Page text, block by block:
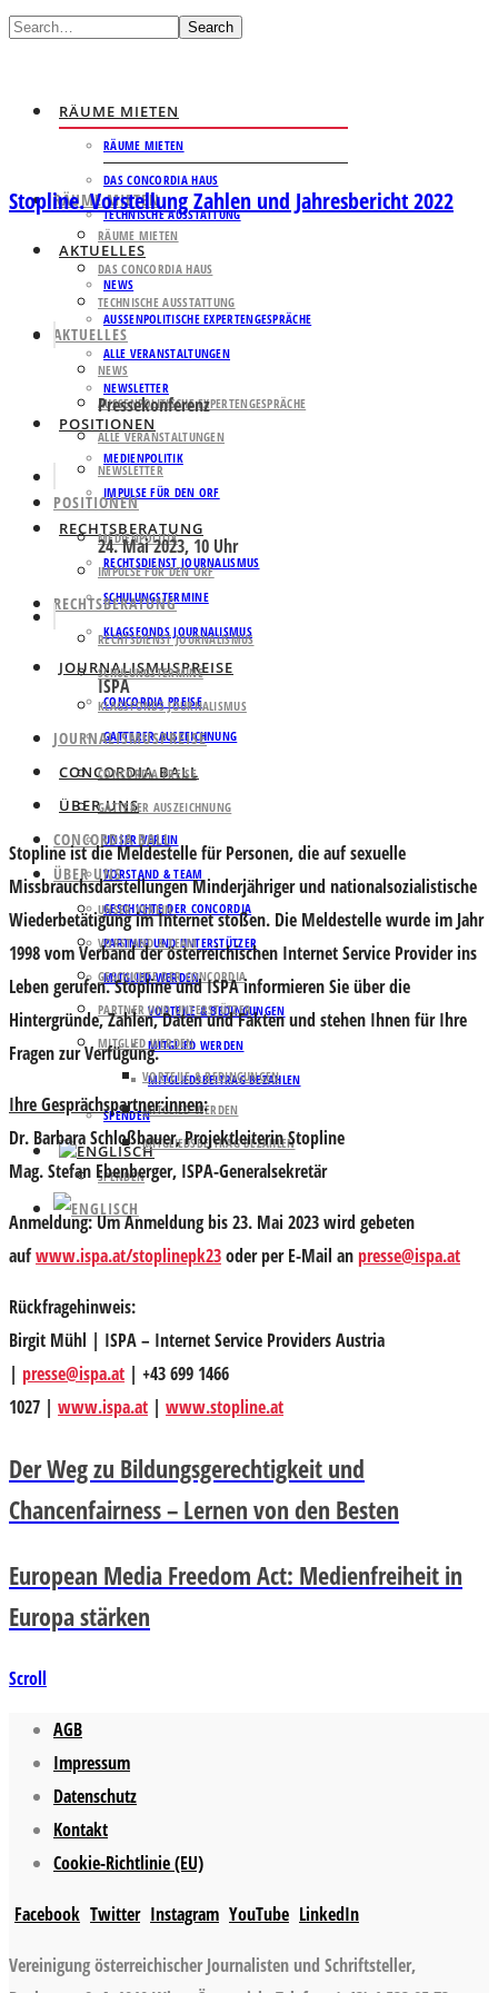
Search
RÄUME MIETEN
RÄUME MIETEN
DAS CONCORDIA HAUS
TECHNISCHE AUSSTATTUNG
AKTUELLES
NEWS
AUSSENPOLITISCHE EXPERTENGESPRÄCHE
ALLE VERANSTALTUNGEN
NEWSLETTER
POSITIONEN
MEDIENPOLITIK
IMPULSE FÜR DEN ORF
RECHTSBERATUNG
RECHTSDIENST JOURNALISMUS
SCHULUNGSTERMINE
KLAGSFONDS JOURNALISMUS
JOURNALISMUSPREISE
CONCORDIA PREISE
GATTERER AUSZEICHNUNG
CONCORDIA BALL
ÜBER UNS
UNSER VEREIN
VORSTAND & TEAM
GESCHICHTE DER CONCORDIA
PARTNER UND UNTERSTÜTZER
MITGLIED WERDEN
VORTEILE & BEDINGUNGEN
MITGLIED WERDEN
MITGLIEDSBEITRAG BEZAHLEN
SPENDEN
RÄUME MIETEN
RÄUME MIETEN
DAS CONCORDIA HAUS
TECHNISCHE AUSSTATTUNG
AKTUELLES
NEWS
AUSSENPOLITISCHE EXPERTENGESPRÄCHE
ALLE VERANSTALTUNGEN
NEWSLETTER
POSITIONEN
MEDIENPOLITIK
IMPULSE FÜR DEN ORF
RECHTSBERATUNG
RECHTSDIENST JOURNALISMUS
SCHULUNGSTERMINE
KLAGSFONDS JOURNALISMUS
JOURNALISMUSPREISE
CONCORDIA PREISE
GATTERER AUSZEICHNUNG
CONCORDIA BALL
ÜBER UNS
UNSER VEREIN
VORSTAND & TEAM
GESCHICHTE DER CONCORDIA
PARTNER UND UNTERSTÜTZER
MITGLIED WERDEN
VORTEILE & BEDINGUNGEN
MITGLIED WERDEN
MITGLIEDSBEITRAG BEZAHLEN
SPENDEN
Stopline. Vorstellung Zahlen und Jahresbericht 2022
Pressekonferenz
24. Mai 2023, 10 Uhr
ISPA
Stopline ist die Meldestelle für Personen, die auf sexuelle
Missbrauchsdarstellungen Minderjähriger und nationalsozialistische
Wiederbetätigung im Internet stoßen. Die Meldestelle wurde im Jahr
1998 vom Verband der österreichischen Internet Service Provider ins
Leben geru­fen. Stopline und ISPA informieren Sie über die
Hintergründe, Zahlen, Daten und Fakten und stehen Ihnen für Ihre
Fragen zur Verfügung.
Ihre Gesprächspartner:innen:
Dr. Barbara Schloßbauer, Projektleiterin Stopline
Mag. Stefan Ebenberger, ISPA-Generalsekretär
Anmeldung:Um Anmeldung bis 23. Mai 2023 wird gebeten
aufwww.ispa.at/stoplinepk23oder per E-Mail anpresse@ispa.at
Rückfragehinweis:
Birgit Mühl | ISPA – Internet Service Providers Austria
| presse@ispa.at | +43 699 1466
1027 | www.ispa.at | www.stopline.at
Der Weg zu Bildungsgerechtigkeit und
Chancenfairness – Lernen von den Besten
European Media Freedom Act: Medienfreiheit in
Europa stärken
Scroll
AGB
Impressum
Datenschutz
Kontakt
Cookie-Richtlinie (EU)
Facebook Twitter Instagram YouTube LinkedIn
Vereinigung österreichischer Journalisten und Schriftsteller,